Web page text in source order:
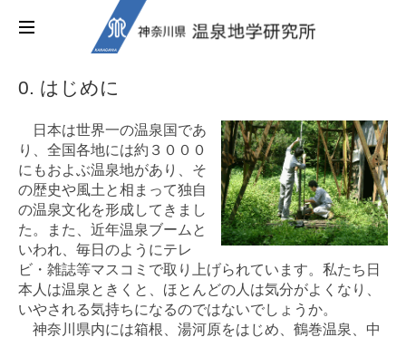
0. はじめに
日本は世界一の温泉国であ
り、全国各地には約３０００
にもおよぶ温泉地があり、そ
の歴史や風土と相まって独自
の温泉文化を形成してきまし
た。
また、近年温泉ブームと
いわれ、毎日のようにテレ
ビ・雑誌等マスコミで取り上げられています。私たち日
本人は温泉ときくと、ほとんどの人は気分がよくなり、
いやされる気持ちになるのではないでしょうか。
神奈川県内には箱根、湯河原をはじめ、鶴巻温泉、中